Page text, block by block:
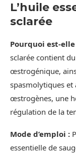
L’huile
sclarée
Pourquoi est-
sclarée contient
œstrogénique,
spasmolytiques et
œstrogènes, une
régulation de la
Mode d’emploi :
essentielle de